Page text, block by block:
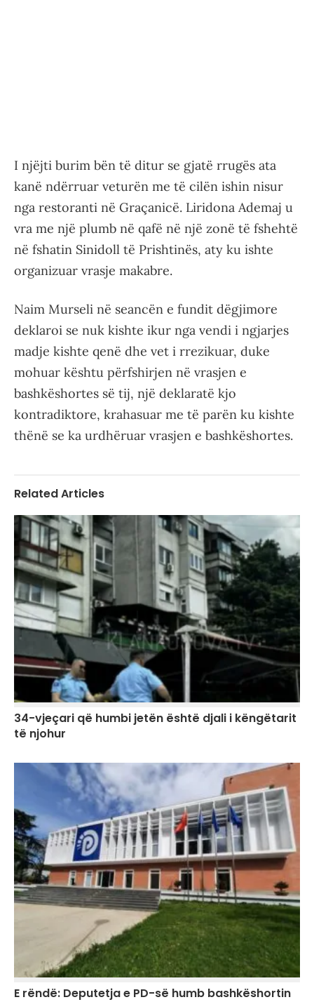
I njëjti burim bën të ditur se gjatë rrugës ata
kanë ndërruar veturën me të cilën ishin nisur
nga restoranti në Graçanicë. Liridona Ademaj u
vra me një plumb në qafë në një zonë të fshehtë
në fshatin Sinidoll të Prishtinës, aty ku ishte
organizuar vrasje makabre.
Naim Murseli në seancën e fundit dëgjimore
deklaroi se nuk kishte ikur nga vendi i ngjarjes
madje kishte qenë dhe vet i rrezikuar, duke
mohuar kështu përfshirjen në vrasjen e
bashkëshortes së tij, një deklaratë kjo
kontradiktore, krahasuar me të parën ku kishte
thënë se ka urdhëruar vrasjen e bashkëshortes.
Related Articles
34-vjeçari që humbi jetën është djali i këngëtarit
të njohur
E rëndë: Deputetja e PD-së humb bashkëshortin